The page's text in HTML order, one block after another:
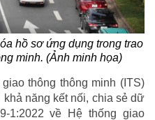
hồ sơ ứng dụng trong trao
minh. (Ảnh minh họa)
thông thông minh (ITS)
năng kết nối, chia sẻ dữ
1:2022 về Hệ thống giao